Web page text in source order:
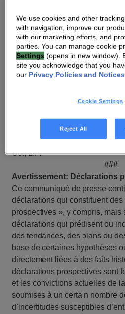
Paris : VANTI), annonce qu’au
prêt court terme de 85 millions
octobre 2023 s’élevait à
remboursables le 30 septembre
A ce montant s’ajouteront les
Pour mémoire, ce prêt a été
Technologies SAS par
la participation de certains
(directement ou indirectement)
Co., L.P.
###
Avertissement: Déclarations
Ce communiqué de presse
déclarations qui constituent
prospectives », y compris, mais
déclarations qui prédisent ou
des tendances, des plans ou
base de certaines hypothèses
directement liées à des faits
déclarations prospectives sont
et les convictions actuelles de
soumises à un certain nombre
d’incertitudes susceptibles
We use cookies and other
with navigation, improve our
with our marketing efforts, and
parties. You can manage cookie
Settings (opens in new window).
site you acknowledge that you
our Privacy Policies and Notices
Cookie Settings
Reject All